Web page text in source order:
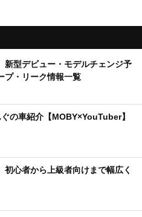
新型デビュー・モデルチェンジ予
プ・リーク情報一覧
の車紹介【MOBY×YouTuber】
初心者から上級者向けまで幅広く